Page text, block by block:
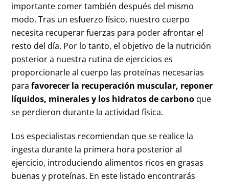
importante comer también después del mismo
modo. Tras un esfuerzo físico, nuestro cuerpo
necesita recuperar fuerzas para poder afrontar el
resto del día. Por lo tanto, el objetivo de la nutrición
posterior a nuestra rutina de ejercicios es
proporcionarle al cuerpo las proteínas necesarias
parafavorecer la recuperación muscular, reponer
líquidos, minerales y los hidratos de carbono que
se perdieron durante la actividad física.
Los especialistas recomiendan que se realice la
ingesta durante la primera hora posterior al
ejercicio, introduciendo alimentos ricos en grasas
buenas y proteínas. En este listado encontrarás